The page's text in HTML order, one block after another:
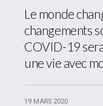
Le monde
changements
COVID-19
une vie avec
19 MARS 2020